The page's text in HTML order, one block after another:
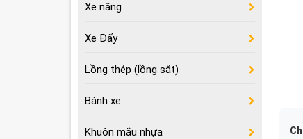
Xe nâng
Xe Đẩy
Lồng thép (lồng sắt)
Bánh xe
Khuôn mắu nhựa